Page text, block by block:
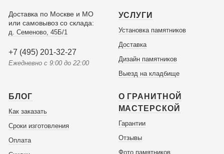
Доставка по Москве и МО
или самовывоз со склада:
д. Семеново, 45Б/1
+7 (495) 201-32-27
Ежедневно с 9:00 до 22:00
УСЛУГИ
Установка памятников
Доставка
Дизайн памятников
Выезд на кладбище
БЛОГ
Как заказать
Сроки изготовления
Оплата
О ГРАНИТНОЙ
МАСТЕРСКОЙ
Гарантии
Отзывы
Фото памятников